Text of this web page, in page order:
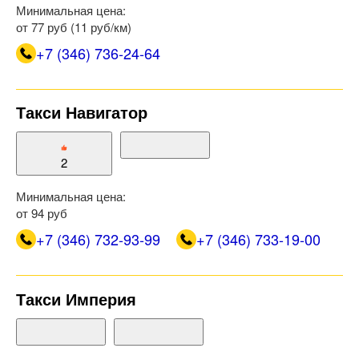
Минимальная цена:
от 77 руб (11 руб/км)
+7 (346) 736-24-64
Такси Навигатор
2
Минимальная цена:
от 94 руб
+7 (346) 732-93-99 +7 (346) 733-19-00
Такси Империя